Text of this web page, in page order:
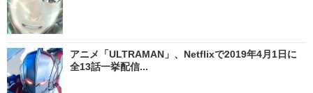
アニメ「ULTRAMAN」、Netflixで2019年4月1日に
全13話一挙配信...